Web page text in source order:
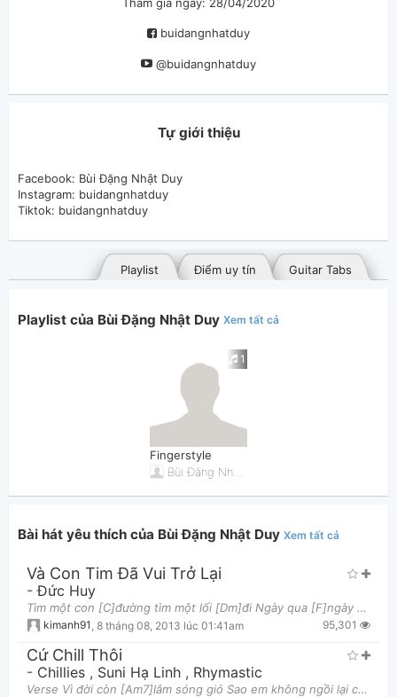
buidangnhatduy
@buidangnhatduy
Tự giới thiệu
Facebook: Bùi Đặng Nhật Duy
Instagram: buidangnhatduy
Tiktok: buidangnhatduy
Guitar Tabs
Điểm uy tín
Playlist
Bài hát đã đăng
Thông tin chung
Playlist của Bùi Đặng Nhật Duy Xem tất cả
1
Fingerstyle
Bài hát yêu thích của Bùi Đặng Nhật Duy Xem tất cả
Và Con Tim Đã Vui Trở Lại
-Đức Huy
Tìm một con [C]đường tìm một lối [Dm]đi Ngày qua [F]ngày đời nhiều vấn [C]nghi Lạc loài niềm [Am]t
kimanh91 8 tháng 08, 2013 lúc 01:41am 95,301
Cứ Chill Thôi
- Chillies , Suni Hạ Linh , Rhymastic
Verse Vì đời còn [Am7]lắm sóng gió Sao em không ngồi lại cùng [D]chút bình minh Tạm bỏ lại [Bm7]